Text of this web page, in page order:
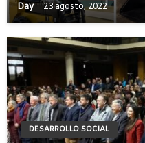
Day 23 agosto, 2022
DESARROLLO SOCIAL